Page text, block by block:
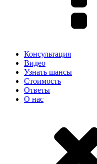
Консультация
Видео
Узнать шансы
Стоимость
Ответы
О нас